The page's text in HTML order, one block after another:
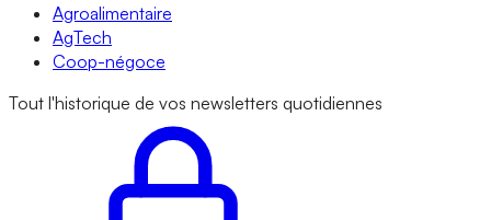
Agroalimentaire
AgTech
Coop-négoce
Tout l'historique de vos newsletters quotidiennes